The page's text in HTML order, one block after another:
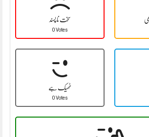
سخت نا پسند
0 Votes
ٹھیک ہے
0 Votes